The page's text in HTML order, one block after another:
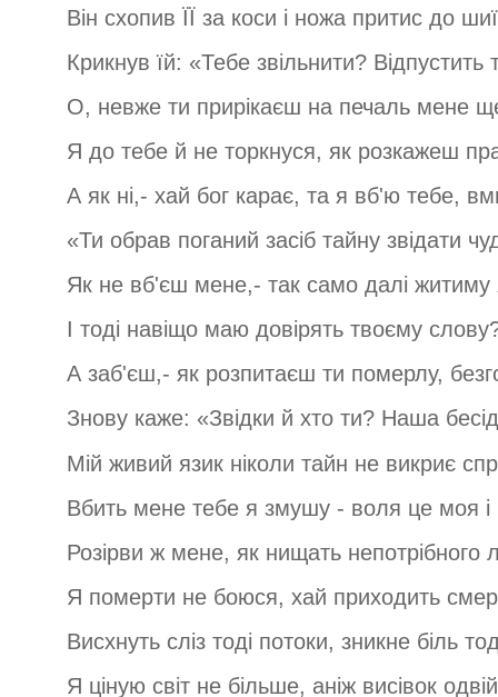
Він схопив ЇЇ за коси і ножа притис до
Крикнув їй: «Тебе звільнити?
О, невже ти прирікаєш на печаль мене
Я до тебе й не торкнуся, як розкажеш
А як ні,- хай бог карає, та я вб'ю тебе,
«Ти обрав поганий засіб тайну звідати
Як не вб'єш мене,- так само далі житиму
І тоді навіщо маю довірять твоєму
А заб'єш,- як розпитаєш ти померлу,
Знову каже: «Звідки й хто ти? Наша
Мій живий язик ніколи тайн не викриє
Вбить мене тебе я змушу - воля це моя і
Розірви ж мене, як нищать непотрібного
Я померти не боюся, хай приходить
Висхнуть сліз тоді потоки, зникне біль
Я ціную світ не більше, аніж висівок